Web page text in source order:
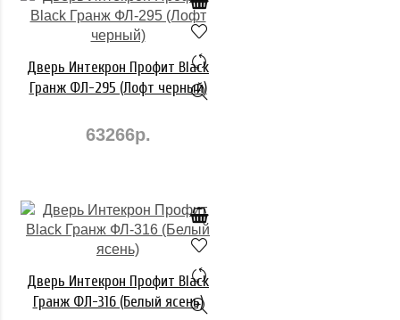
Дверь Интекрон Профит Black
Гранж ФЛ-295 (Лофт черный)
63266р.
Дверь Интекрон Профит Black
Гранж ФЛ-316 (Белый ясень)